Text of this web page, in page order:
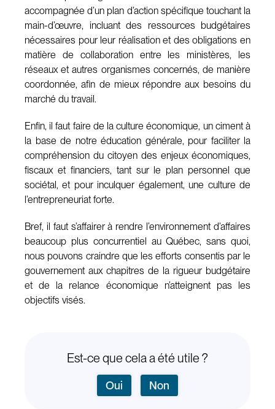
accompagnée d’un plan d’action spécifique touchant la
main-d’œuvre, incluant des ressources budgétaires
nécessaires pour leur réalisation et des obligations en
matière de collaboration entre les ministères, les
réseaux et autres organismes concernés, de manière
coordonnée, afin de mieux répondre aux besoins du
marché du travail.
Enfin, il faut faire de la culture économique, un ciment à
la base de notre éducation générale, pour faciliter la
compréhension du citoyen des enjeux économiques,
fiscaux et financiers, tant sur le plan personnel que
sociétal, et pour inculquer également, une culture de
l’entrepreneuriat forte.
Bref, il faut s’affairer à rendre l’environnement d’affaires
beaucoup plus concurrentiel au Québec, sans quoi,
nous pouvons craindre que les efforts consentis par le
gouvernement aux chapitres de la rigueur budgétaire
et de la relance économique n’atteignent pas les
objectifs visés.
Est-ce que cela a été utile ?
Oui Non